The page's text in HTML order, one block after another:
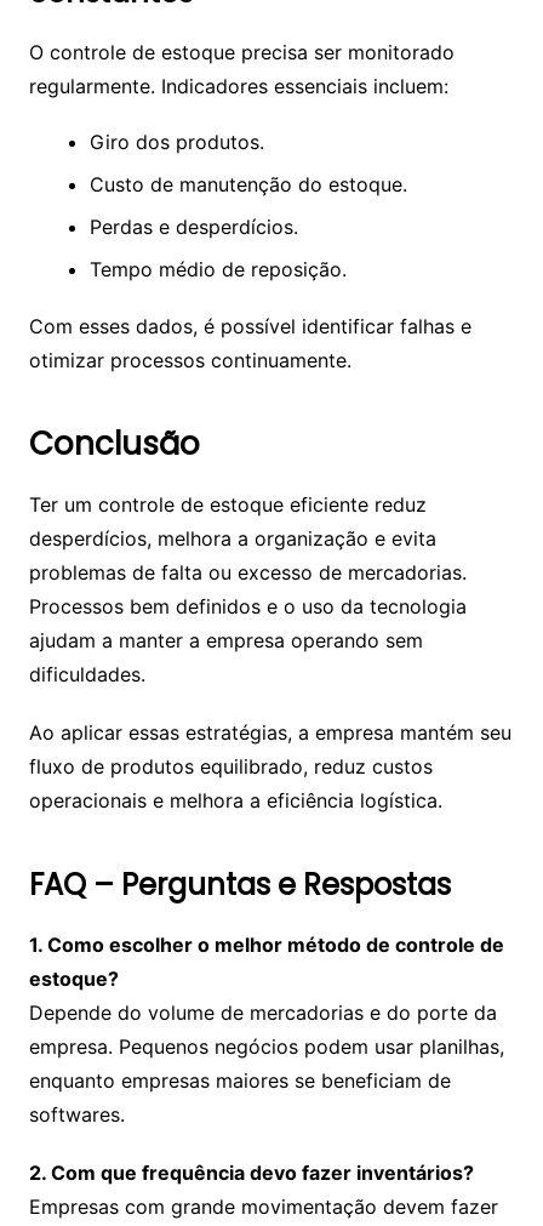
O controle de estoque precisa ser monitorado
regularmente. Indicadores essenciais incluem:
Giro dos produtos.
Custo de manutenção do estoque.
Perdas e desperdícios.
Tempo médio de reposição.
Com esses dados, é possível identificar falhas e
otimizar processos continuamente.
Conclusão
Ter um controle de estoque eficiente reduz
desperdícios, melhora a organização e evita
problemas de falta ou excesso de mercadorias.
Processos bem definidos e o uso da tecnologia
ajudam a manter a empresa operando sem
dificuldades.
Ao aplicar essas estratégias, a empresa mantém seu
fluxo de produtos equilibrado, reduz custos
operacionais e melhora a eficiência logística.
FAQ – Perguntas e Respostas
1. Como escolher o melhor método de controle de
estoque?
Depende do volume de mercadorias e do porte da
empresa. Pequenos negócios podem usar planilhas,
enquanto empresas maiores se beneficiam de
softwares.
2. Com que frequência devo fazer inventários?
Empresas com grande movimentação devem fazer